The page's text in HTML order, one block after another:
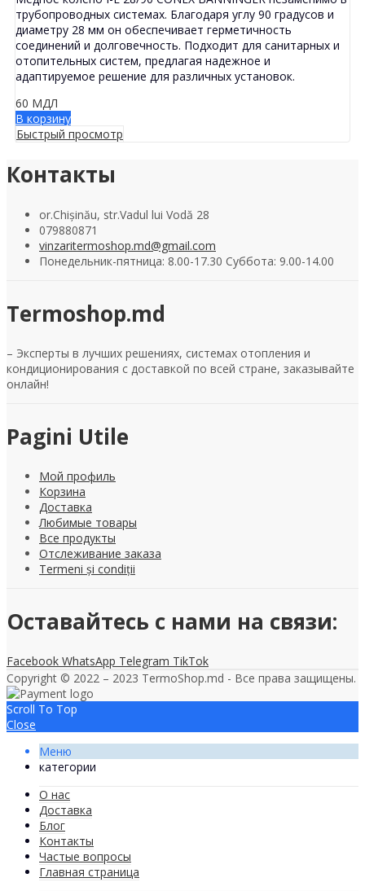
трубопроводных системах. Благодаря углу 90 градусов и
диаметру 28 мм он обеспечивает герметичность
соединений и долговечность. Подходит для санитарных и
отопительных систем, предлагая надежное и
адаптируемое решение для различных установок.
60 МДЛ
В корзину
Быстрый просмотр
Контакты
or.Chișinău, str.Vadul lui Vodă 28
079880871
vinzaritermoshop.md@gmail.com
Понедельник-пятница: 8.00-17.30 Суббота: 9.00-14.00
Termoshop.md
– Эксперты в лучших решениях, системах отопления и
кондиционирования с доставкой по всей стране, заказывайте
онлайн!
Pagini Utile
Мой профиль
Корзина
Доставка
Любимые товары
Все продукты
Отслеживание заказа
Termeni și condiții
Оставайтесь с нами на связи:
Facebook WhatsApp Telegram TikTok
Copyright © 2022 – 2023 TermoShop.md - Все права защищены.
Scroll To Top
Close
Меню
категории
О нас
Доставка
Блог
Контакты
Частые вопросы
Главная страница